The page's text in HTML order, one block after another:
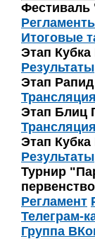
Фестиваль
Итоговые
Этап
Результаты
Этап
Этап Блиц
Этап
Результаты
Турнир
Регламент
Телеграм-
Группа